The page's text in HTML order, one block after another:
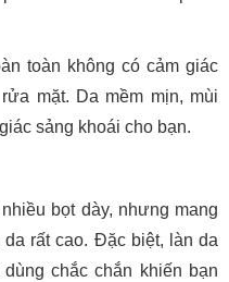
toàn không có cảm giác
mặt. Da mềm mịn, mùi
sảng khoái cho bạn.
bọt dày, nhưng mang
rất cao. Đặc biệt, làn da
chắc chắn khiến bạn